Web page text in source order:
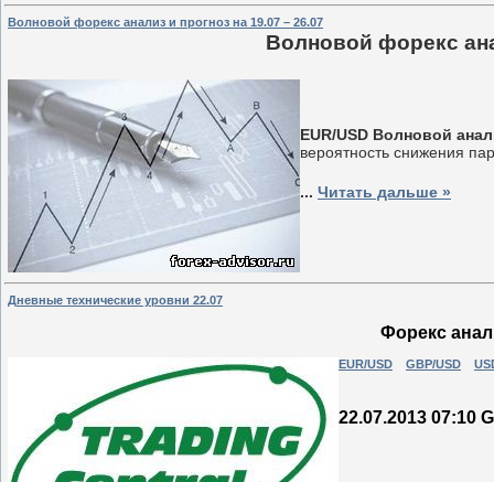
Волновой форекс анализ и прогноз на 19.07 – 26.07
Волновой форекс
EUR/USD Волновой
вероятность снижения
... Читать дальше »
Дневные технические уровни 22.07
Форекс
EUR/USD GBP/USD
22.07.2013 07:10